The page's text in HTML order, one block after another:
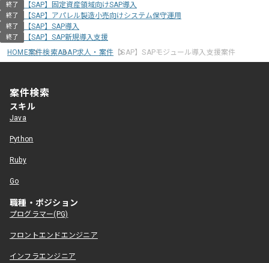
終了 【SAP】固定資産領域向けSAP導入
終了 【SAP】アパレル製造小売向けシステム保守運用
終了 【SAP】SAP導入
終了
【SAP】SAP新規導入支援
HOME案件検索ABAP求人・案件 【SAP】SAPモジュール導入支援案件
案件検索
スキル
Java
Python
Ruby
Go
職種・ポジション
プログラマー(PG)
フロントエンドエンジニア
インフラエンジニア